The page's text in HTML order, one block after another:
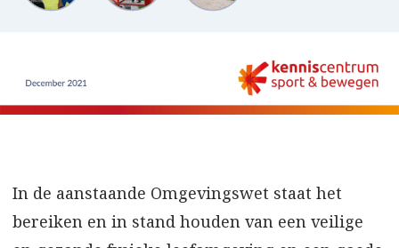
In de aanstaande Omgevingswet staat het
bereiken en in stand houden van een veilige